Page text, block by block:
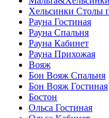
Хельсинки Столы
Рауна Гостиная
Рауна Спальня
Рауна Кабинет
Рауна Прихожая
Вояж
Бон Вояж Спальня
Бон Вояж Гостиная
Бостон
Ольса Гостиная